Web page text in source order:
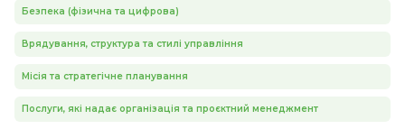
Безпека (фізична та цифрова)
Врядування, структура та стилі управління
Місія та стратегічне планування
Послуги, які надає організація та проєктний менеджмент